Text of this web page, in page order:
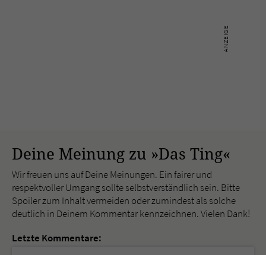
Deine Meinung zu »Das Ting«
Wir freuen uns auf Deine Meinungen. Ein fairer und
respektvoller Umgang sollte selbstverständlich sein. Bitte
Spoiler zum Inhalt vermeiden oder zumindest als solche
deutlich in Deinem Kommentar kennzeichnen. Vielen Dank!
Letzte Kommentare: